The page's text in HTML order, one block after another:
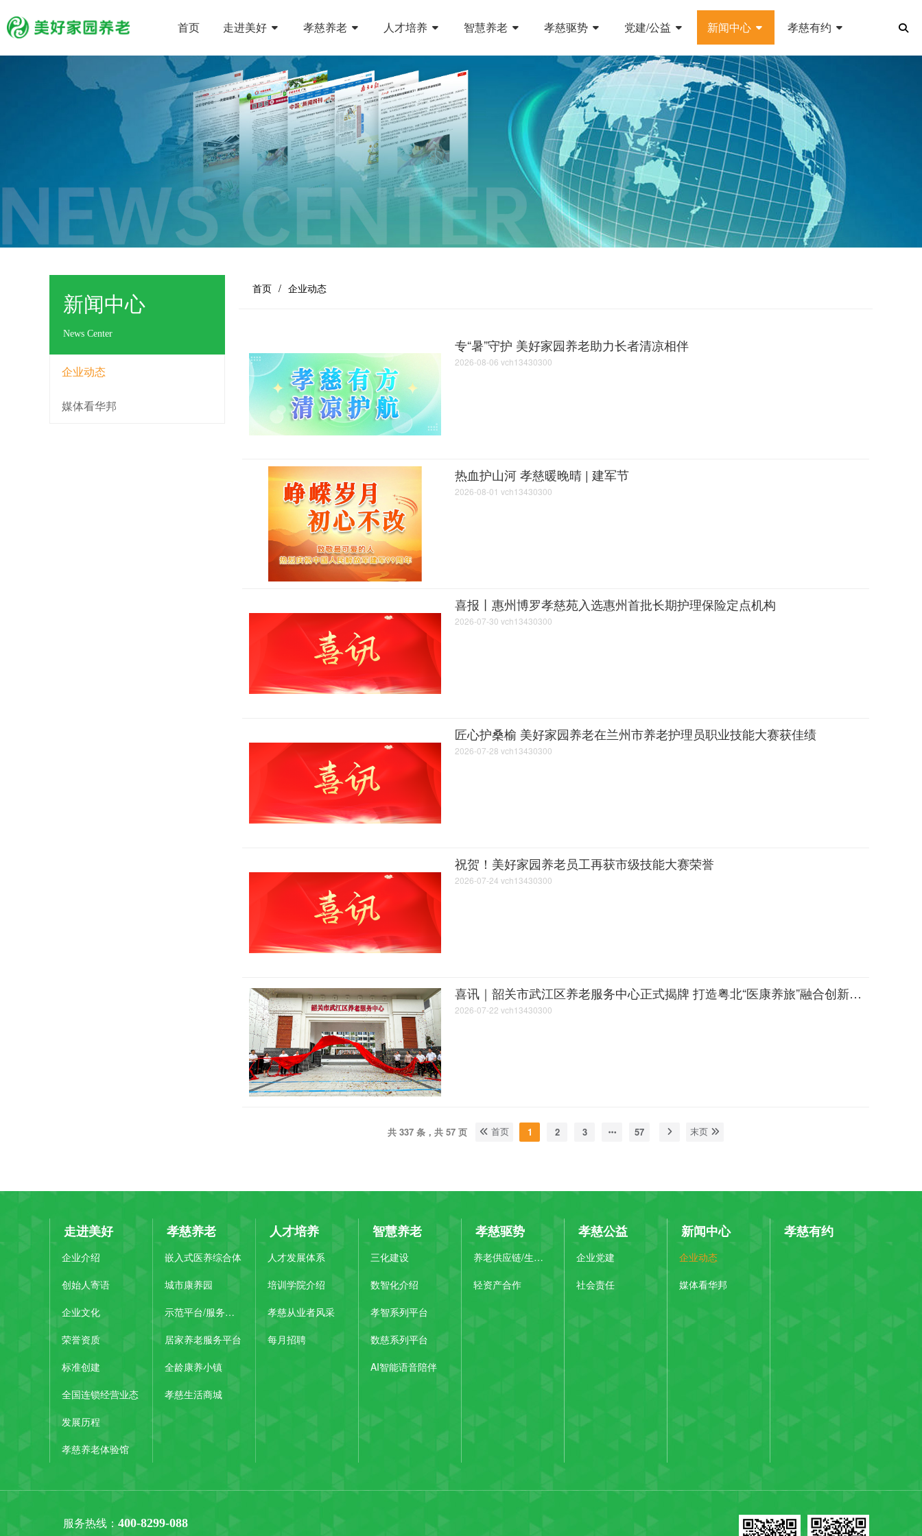
首页 走进美好 孝慈养老 人才培养 智慧养老 孝慈驱势 党建/公益 新闻中心 孝慈有约
新闻中心
News Center
企业动态
媒体看华邦
首页 企业动态
专“暑”守护 美好家园养老助力长者清凉相伴
2026-08-06 vch13430300
热血护山河 孝慈暖晚晴 | 建军节
2026-08-01 vch13430300
喜报丨惠州博罗孝慈苑入选惠州首批长期护理保险定点机构
2026-07-30 vch13430300
匠心护桑榆 美好家园养老在兰州市养老护理员职业技能大赛获佳绩
2026-07-28 vch13430300
祝贺！美好家园养老员工再获市级技能大赛荣誉
2026-07-24 vch13430300
喜讯｜韶关市武江区养老服务中心正式揭牌 打造粤北“医康养旅”融合创新示范标杆
2026-07-22 vch13430300
共 337 条，共 57 页 首页 1 2 3 57 末页
走进美好
企业介绍
创始人寄语
企业文化
荣誉资质
标准创建
全国连锁经营业态
发展历程
孝慈养老体验馆
孝慈养老
嵌入式医养综合体
城市康养园
示范平台/服务中心
居家养老服务平台
全龄康养小镇
孝慈生活商城
人才培养
人才发展体系
培训学院介绍
孝慈从业者风采
每月招聘
智慧养老
三化建设
数智化介绍
孝智系列平台
数慈系列平台
AI智能语音陪伴
孝慈驱势
养老供应链/生态圈
轻资产合作
孝慈公益
企业党建
社会责任
新闻中心
企业动态
媒体看华邦
孝慈有约
服务热线：400-8299-088